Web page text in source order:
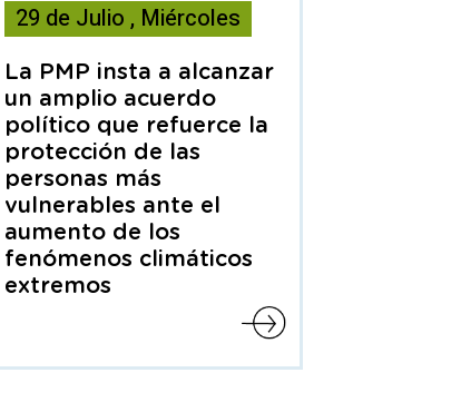
contiene
Nota
de
29 de Julio , Miércoles
La PMP insta a alcanzar
un amplio acuerdo
político que refuerce la
protección de las
personas más
vulnerables ante el
aumento de los
fenómenos climáticos
extremos